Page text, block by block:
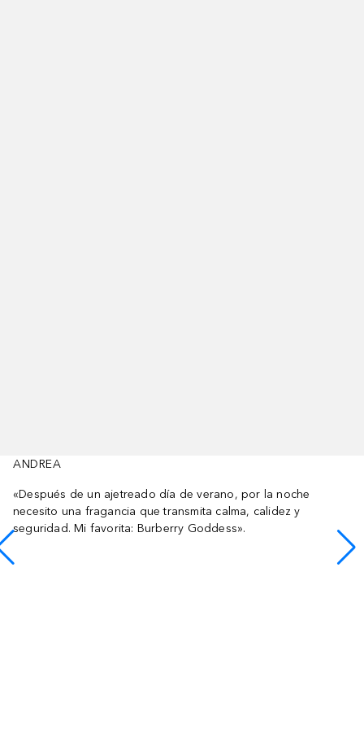
ANDREA
«Después de un ajetreado día de verano, por la noche
necesito una fragancia que transmita calma, calidez y
seguridad. Mi favorita: Burberry Goddess».